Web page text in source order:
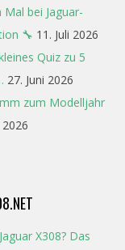
bei Jaguar-
🔧 11. Juli 2026
Quiz zu 5
27. Juni 2026
zum Modelljahr
2026
X308? Das